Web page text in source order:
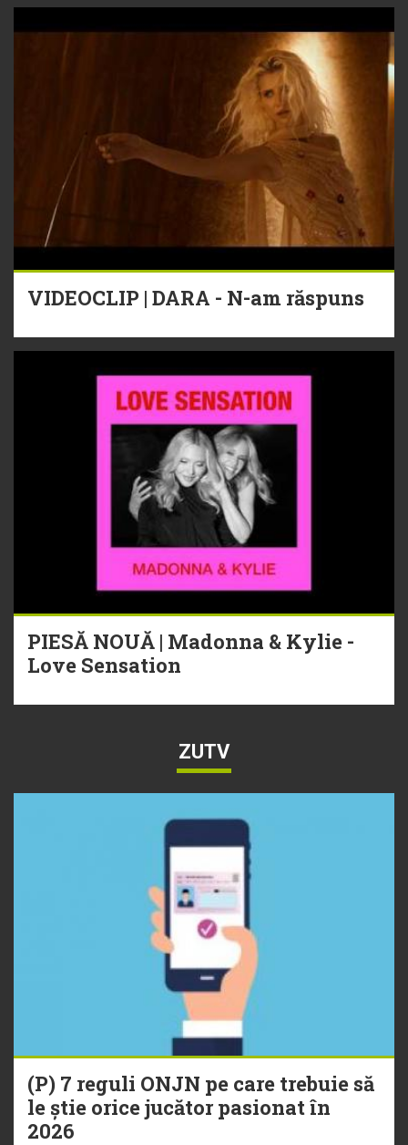
VIDEOCLIP | DARA - N-am răspuns
PIESĂ NOUĂ | Madonna & Kylie -
Love Sensation
ZUTV
(P) 7 reguli ONJN pe care trebuie să
le știe orice jucător pasionat în
2026